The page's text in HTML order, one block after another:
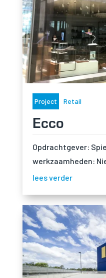
Project Retail
Ecco
Opdrachtgever:
werkzaamheden:
lees verder